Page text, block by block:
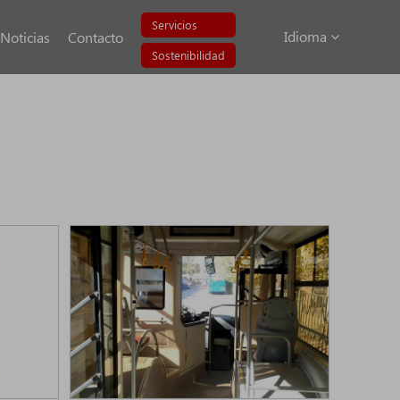
Idioma
Noticias Contacto
Servicios
Sostenibilidad